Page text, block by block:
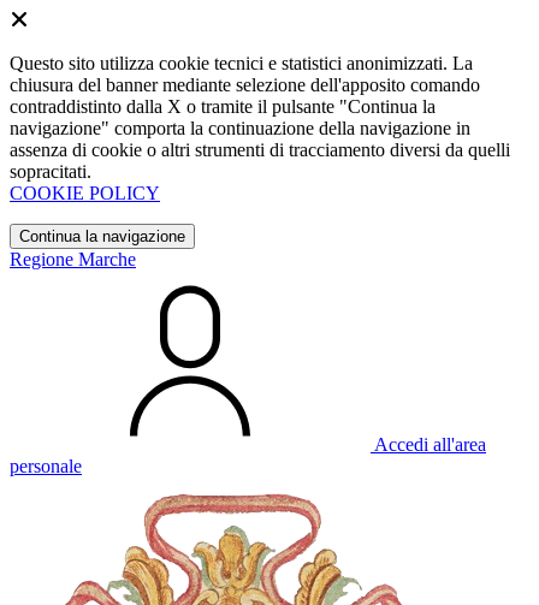
Questo sito utilizza cookie tecnici e statistici anonimizzati. La
chiusura del banner mediante selezione dell'apposito comando
contraddistinto dalla X o tramite il pulsante "Continua la
navigazione" comporta la continuazione della navigazione in
assenza di cookie o altri strumenti di tracciamento diversi da quelli
sopracitati.
COOKIE POLICY
Continua la navigazione
Regione Marche
Accedi all'area
personale